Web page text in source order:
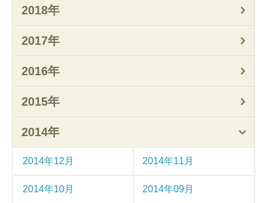
2018年
2017年
2016年
2015年
2014年
2014年12月 2014年11月
2014年10月 2014年09月